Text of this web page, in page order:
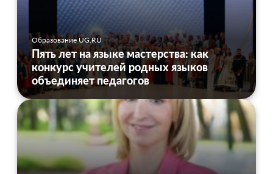
Образование UG.RU
Пять лет на языке мастерства: как
конкурс учителей родных языков
объединяет педагогов